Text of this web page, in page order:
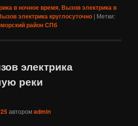
в ночное время,Вызов электрика в
электрика круглосуточно | Метки:
район СПб
электрика
реки
авторомadmin